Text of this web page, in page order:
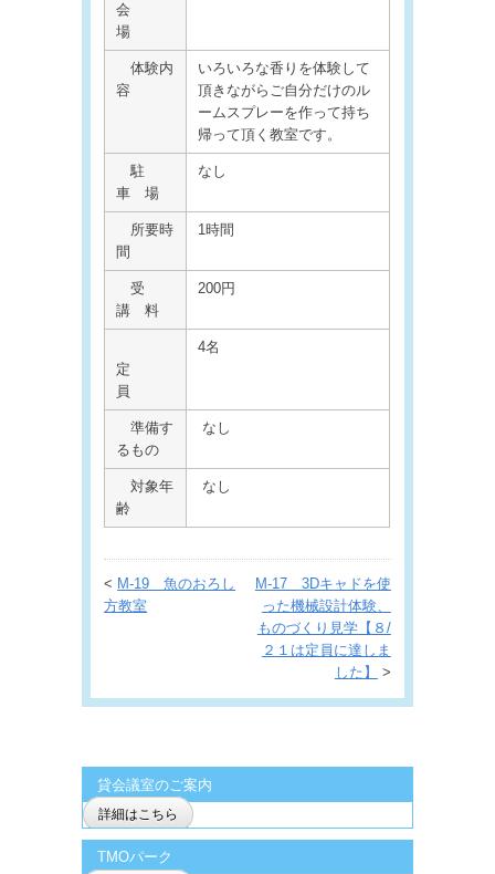
会
場
体験内
容
いろいろな香りを体験して
頂きながらご自分だけのル
ームスプレーを作って持ち
帰って頂く教室です。
駐
車 場
なし
所要時
間
1時間
受
講 料
200円
定
員
4名
準備す
るもの
なし
対象年
齢
なし
< M-19 魚のおろし
方教室
M-17 3Dキャドを使
った機械設計体験、
ものづくり見学【８/
２１は定員に達しま
した】
>
貸会議室のご案内
詳細はこちら
TMOパーク